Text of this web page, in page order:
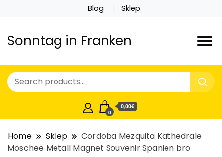
Blog Sklep
Sonntag in Franken
0
0,00€
Home Sklep
Cordoba Mezquita Kathedrale
Moschee Metall Magnet Souvenir Spanien bro